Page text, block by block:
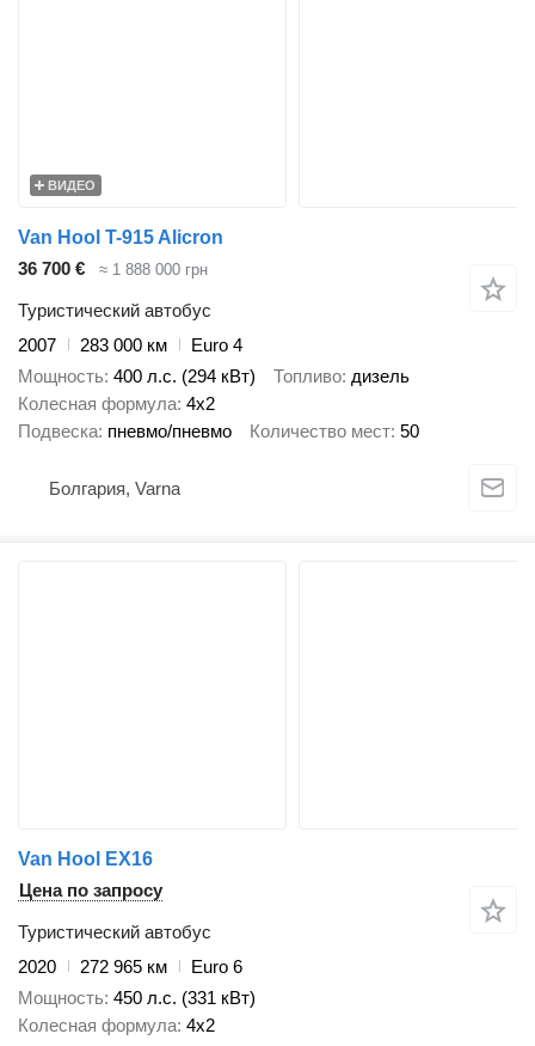
ВИДЕО
Van Hool T-915 Alicron
36 700 €
≈ 1 888 000 грн
Туристический автобус
2007
283 000 км
Euro 4
Мощность 400 л.с. (294 кВт) Топливо дизель
Колесная формула 4x2
Подвеска пневмо/пневмо Количество мест 50
Болгария, Varna
Van Hool EX16
Цена по запросу
Туристический автобус
2020
272 965 км
Euro 6
Мощность 450 л.с. (331 кВт)
Колесная формула 4x2